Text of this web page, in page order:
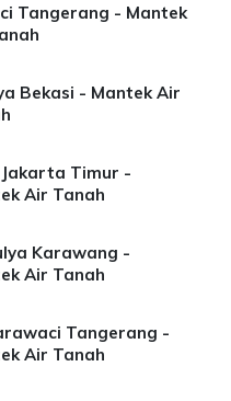
Tangerang - Mantek
Bekasi - Mantek Air
Jakarta Timur -
Air Tanah
Karawang -
Air Tanah
Tangerang -
Air Tanah